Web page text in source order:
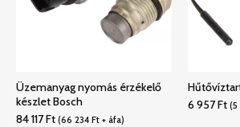
Üzemanyag nyomás érzékelő
készlet Bosch
84 117Ft (66 234 Ft + áfa)
6 957Ft (5